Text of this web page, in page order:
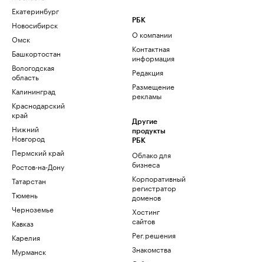
Екатеринбург
Новосибирск
Омск
Башкортостан
Вологодская
область
Калининград
Краснодарский
край
Нижний
Новгород
Пермский край
Ростов-на-Дону
Татарстан
Тюмень
Черноземье
Кавказ
Карелия
Мурманск
РБК
О компании
Контактная
информация
Редакция
Размещение
рекламы
Другие
продукты
РБК
Облако для
бизнеса
Корпоративный
регистратор
доменов
Хостинг
сайтов
Рег.решения
Знакомства